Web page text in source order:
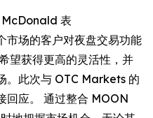
表
市场的客户对夜盘交易功能
望获得更高的灵活性，并
。此次与 OTC Markets 的
回应。 通过整合 MOON